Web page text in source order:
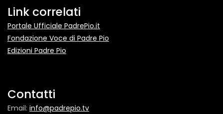
Link correlati
Portale Ufficiale PadrePio.it
Fondazione Voce di Padre Pio
Edizioni Padre Pio
Contatti
Email: info@padrepio.tv